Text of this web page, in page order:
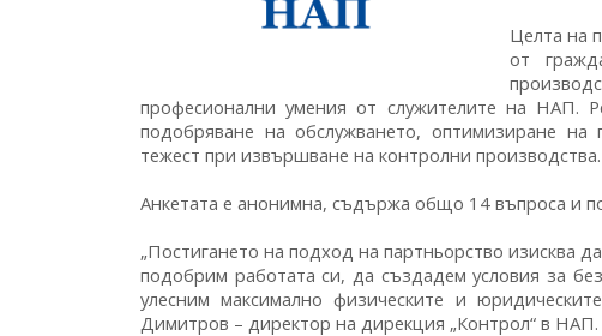
Целта на
от
професионални умения от служителите на НАП.
подобряване на обслужването, оптимизиране
тежест при извършване на контролни производства.
Анкетата е анонимна, съдържа общо 14 въпроса и
„Постигането на подход на партньорство изисква
подобрим работата си, да създадем условия за
улесним максимално физическите и
Димитров – директор на дирекция „Контрол“ в НАП.